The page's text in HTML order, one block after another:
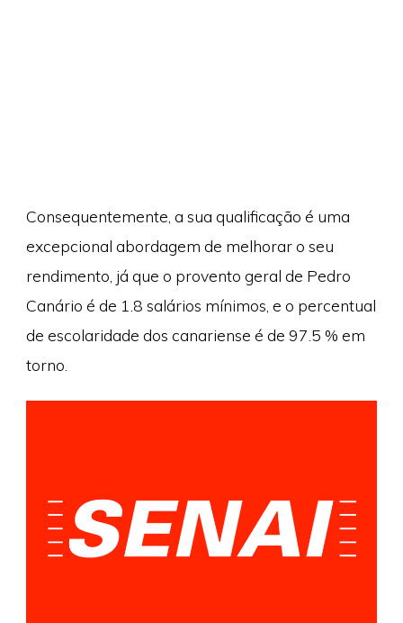
Consequentemente, a sua qualificação é uma
excepcional abordagem de melhorar o seu
rendimento, já que o provento geral de Pedro
Canário é de 1.8 salários mínimos, e o percentual
de escolaridade dos canariense é de 97.5 % em
torno.